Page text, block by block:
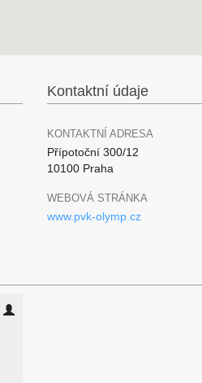
Kontaktní údaje
KONTAKTNÍ ADRESA
Přípotoční 300/12
10100 Praha
WEBOVÁ STRÁNKA
www.pvk-olymp.cz